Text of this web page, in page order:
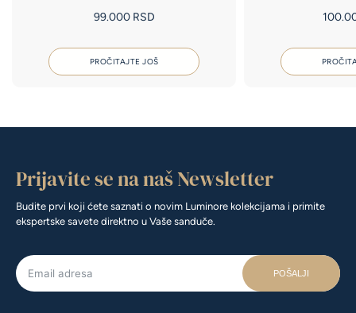
99.000 RSD
PROČITAJTE JOŠ
Prijavite se na naš Newsletter
Budite prvi koji ćete saznati o novim Luminore kolekcijama i primite
ekspertske savete direktno u Vaše sanduče.
POŠALJI